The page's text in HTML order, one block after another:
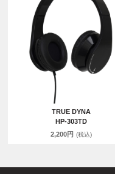
TRUE DYNA
HP-303TD
2,200円 (税込)